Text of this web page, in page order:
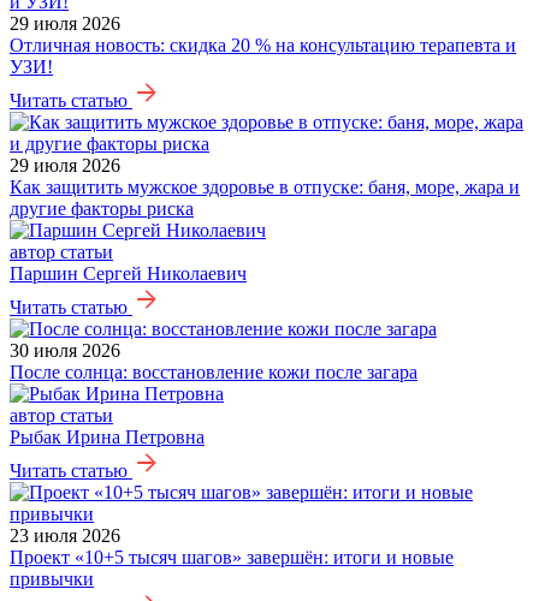
29 июля 2026
Отличная новость: скидка 20 % на консультацию терапевта и
УЗИ!
Читать статью
29 июля 2026
Как защитить мужское здоровье в отпуске: баня, море, жара и
другие факторы риска
автор статьи
Паршин Сергей Николаевич
Читать статью
30 июля 2026
После солнца: восстановление кожи после загара
автор статьи
Рыбак Ирина Петровна
Читать статью
23 июля 2026
Проект «10+5 тысяч шагов» завершён: итоги и новые
привычки